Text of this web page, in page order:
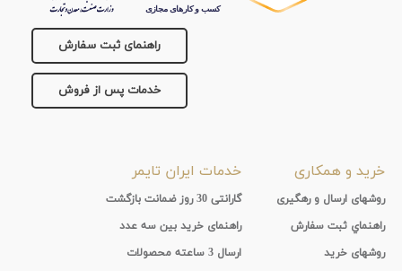
راهنمای ثبت سفارش
خدمات پس از فروش
خرید و همکاری
روشهای ارسال و رهگیری
راهنماي ثبت سفارش
روشهای خرید
خدمات ایران تایمر
گارانتی 30 روز ضمانت بازگشت
راهنمای خرید بین سه عدد
ارسال 3 ساعته محصولات